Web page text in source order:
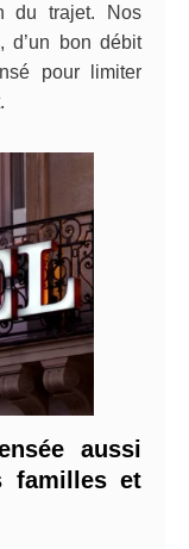
du trajet. Nos
d’un bon débit
pour limiter
aussi
familles et